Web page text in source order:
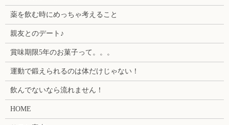
薬を飲む時にめっちゃ考えること
親友とのデート♪
賞味期限5年のお菓子って。。。
運動で鍛えられるのは体だけじゃない！
飲んでないなら流れません！
HOME